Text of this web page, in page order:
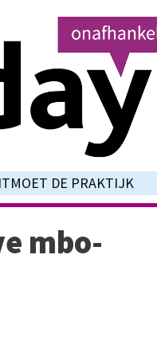
DE PRAKTIJK
mbo-